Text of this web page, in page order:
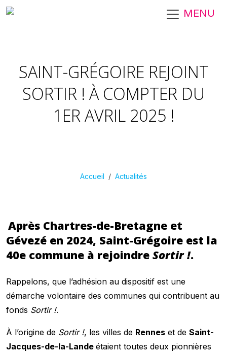
Aller au contenu principal
MENU
SAINT-GRÉGOIRE REJOINT
SORTIR ! À COMPTER DU
1ER AVRIL 2025 !
Accueil Actualités
Après Chartres-de-Bretagne et
Gévezé en 2024, Saint-Grégoire est la
40e commune à rejoindre Sortir !.
Rappelons, que l’adhésion au dispositif est une
démarche volontaire des communes qui contribuent au
fonds Sortir !.
À l’origine de Sortir !, les villes de Rennes et de Saint-
Jacques-de-la-Lande étaient toutes deux pionnières